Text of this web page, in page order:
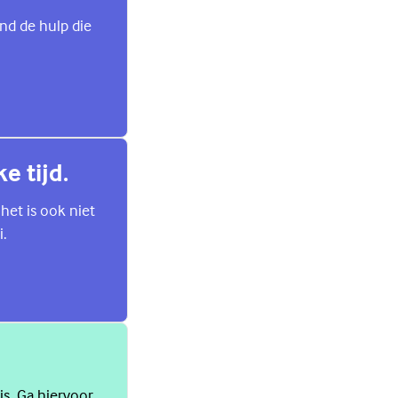
de hulp die
tijd.
is ook niet